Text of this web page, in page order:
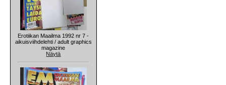
Erotiikan Maailma 1992 nr 7 -
aikuisviihdelehti / adult graphics
magazine
Näytä